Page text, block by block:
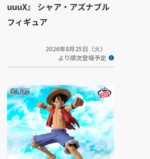
uuuX』 シャア・アズナブル
フィギュア
2026年8月25日（火）
より順次登場予定